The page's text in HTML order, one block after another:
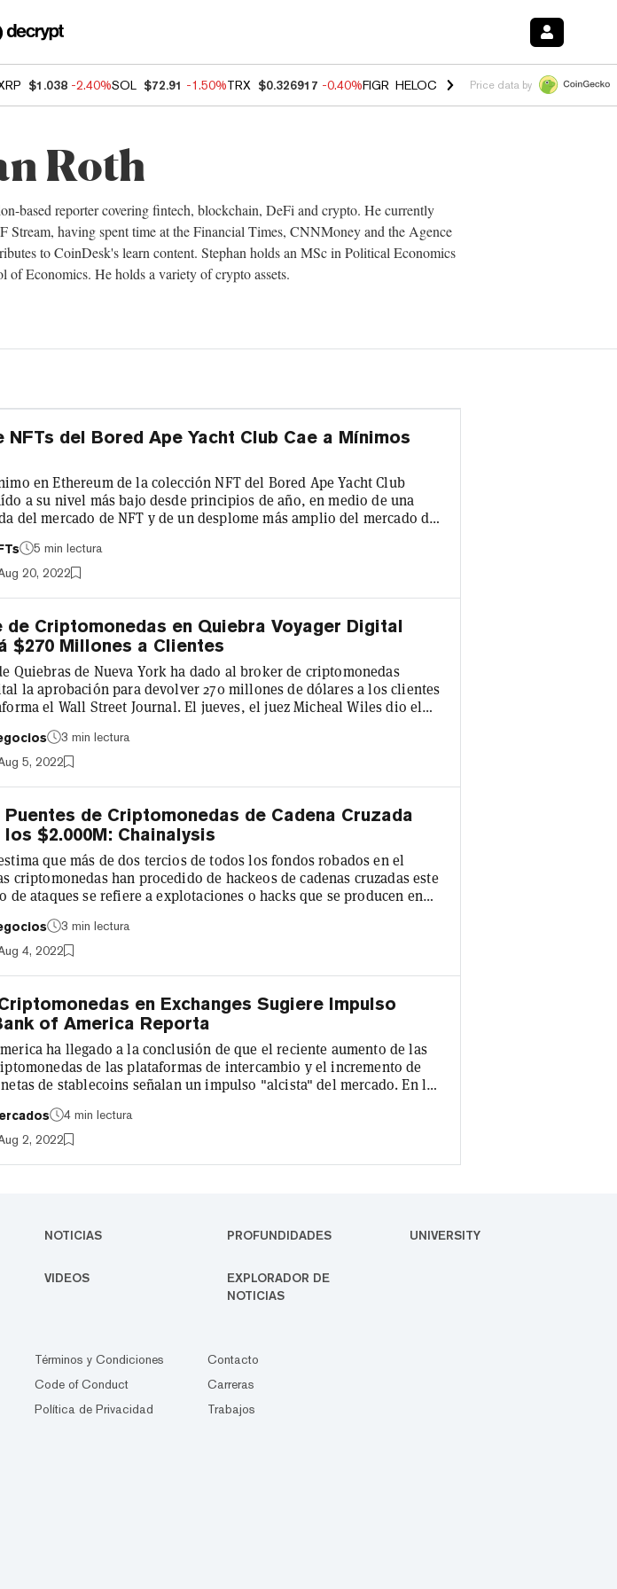
$1.038 -2.40%SOL $72.91 -1.50%TRX $0.326917 -0.40%FIGR_HELOC $1.018 -0.70%HYPE $55.99 -
Price data by
Roth
based reporter covering fintech, blockchain, DeFi and crypto. He currently
Stream, having spent time at the Financial Times, CNNMoney and the Agence
to CoinDesk's learn content. Stephan holds an MSc in Political Economics
of Economics. He holds a variety of crypto assets.
NFTs del Bored Ape Yacht Club Cae a Mínimos
en Ethereum de la colección NFT del Bored Ape Yacht Club
a su nivel más bajo desde principios de año, en medio de una
del mercado de NFT y de un desplome más amplio del mercado de
a niveles no vistos desde el 2 de enero de 2022. Según los datos de
estado en una tendencia a la baja desde que alcanzó un máximo
5 min lectura
20, 2022
de Criptomonedas en Quiebra Voyager Digital
$270 Millones a Clientes
Quiebras de Nueva York ha dado al broker de criptomonedas
la aprobación para devolver 270 millones de dólares a los clientes
el Wall Street Journal. El jueves, el juez Micheal Wiles dio el
una cuenta de custodia en el banco Metropolitan Commercial
de criptomonedas con sede en Nueva Jersey se declaró en
3 min lectura
5, 2022
Puentes de Criptomonedas de Cadena Cruzada
$2.000M: Chainalysis
que más de dos tercios de todos los fondos robados en el
criptomonedas han procedido de hackeos de cadenas cruzadas este
de ataques se refiere a explotaciones o hacks que se producen en
la empresa afirma que los robos en los puentes han ascendido a
de dólares en fondos robados, lo que supone una "amenaza
3 min lectura
4, 2022
en Exchanges Sugiere Impulso
of America Reporta
ha llegado a la conclusión de que el reciente aumento de las
de las plataformas de intercambio y el incremento de
de stablecoins señalan un impulso "alcista" del mercado. En la
decir que la "presión de venta que se desvanece" se ha convertido
Este cambio de sentimiento también puede verse en una
4 min lectura
2, 2022
NOTICIAS PROFUNDIDADES UNIVERSITY
VIDEOS
EXPLORADOR DE
NOTICIAS
Términos y Condiciones
Code of Conduct
Política de Privacidad
Contacto
Carreras
Trabajos